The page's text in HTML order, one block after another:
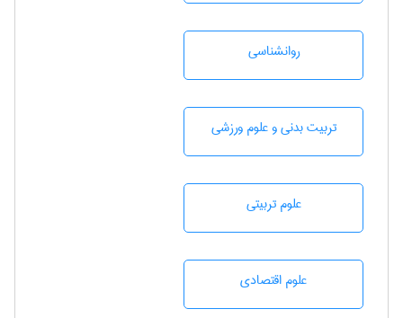
روانشناسی
تربيت بدنی و علوم ورزشی
علوم تربيتی
علوم اقتصادی